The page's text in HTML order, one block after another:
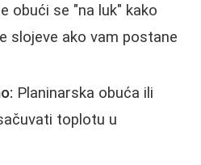
obući se "na luk" kako
slojeve ako vam postane
Planinarska obuća ili
toplotu u